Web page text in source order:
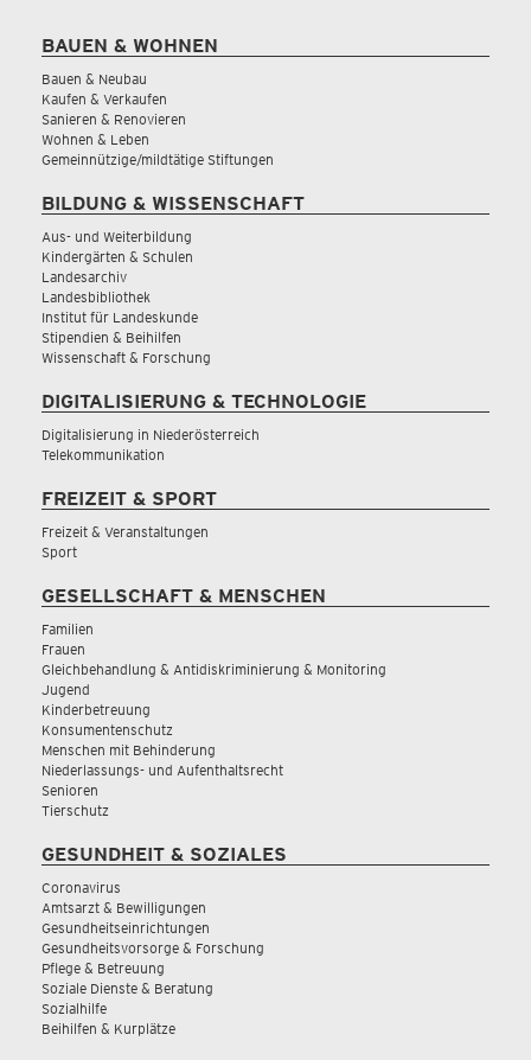
BAUEN & WOHNEN
Bauen & Neubau
Kaufen & Verkaufen
Sanieren & Renovieren
Wohnen & Leben
Gemeinnützige/mildtätige Stiftungen
BILDUNG & WISSENSCHAFT
Aus- und Weiterbildung
Kindergärten & Schulen
Landesarchiv
Landesbibliothek
Institut für Landeskunde
Stipendien & Beihilfen
Wissenschaft & Forschung
DIGITALISIERUNG & TECHNOLOGIE
Digitalisierung in Niederösterreich
Telekommunikation
FREIZEIT & SPORT
Freizeit & Veranstaltungen
Sport
GESELLSCHAFT & MENSCHEN
Familien
Frauen
Gleichbehandlung & Antidiskriminierung & Monitoring
Jugend
Kinderbetreuung
Konsumentenschutz
Menschen mit Behinderung
Niederlassungs- und Aufenthaltsrecht
Senioren
Tierschutz
GESUNDHEIT & SOZIALES
Coronavirus
Amtsarzt & Bewilligungen
Gesundheitseinrichtungen
Gesundheitsvorsorge & Forschung
Pflege & Betreuung
Soziale Dienste & Beratung
Sozialhilfe
Beihilfen & Kurplätze